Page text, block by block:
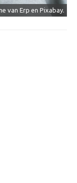
van Erp en Pixabay.